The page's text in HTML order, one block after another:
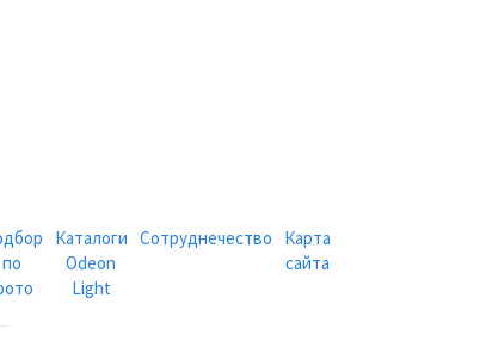
по
Каталоги
Odeon
Light
Сотруднечество
Карта
сайта